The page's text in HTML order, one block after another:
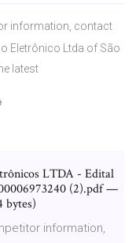
information, contact
Eletrônico Ltda of São
latest
LTDA - Edital
(2).pdf —
bytes)
information,